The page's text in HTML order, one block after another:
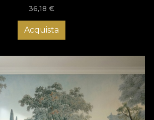
36,18 €
Acquista